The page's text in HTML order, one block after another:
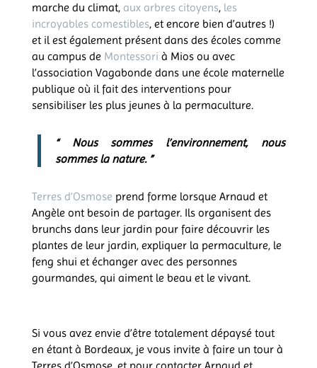
marche du climat, aux arbres citoyens, les
incroyables comestibles, et encore bien d’autres !)
et il est également présent dans des écoles comme
au campus de Montessori à Mios ou avec
l’association Vagabonde dans une école maternelle
publique où il fait des interventions pour
sensibiliser les plus jeunes à la permaculture.
“ Nous sommes l’environnement, nous
sommes la nature. ”
Terres d’Osmose prend forme lorsque Arnaud et
Angèle ont besoin de partager. Ils organisent des
brunchs dans leur jardin pour faire découvrir les
plantes de leur jardin, expliquer la permaculture, le
feng shui et échanger avec des personnes
gourmandes, qui aiment le beau et le vivant.
Si vous avez envie d’être totalement dépaysé tout
en étant à Bordeaux, je vous invite à faire un tour à